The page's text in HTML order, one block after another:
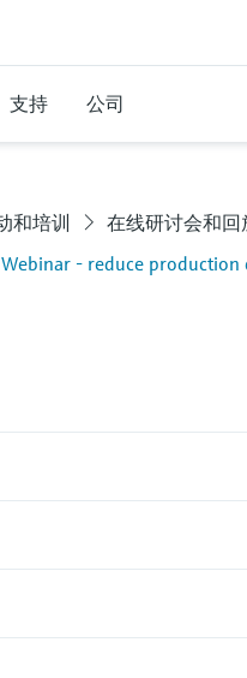
支持 公司
和培训
在线研讨会和回
Webinar - reduce